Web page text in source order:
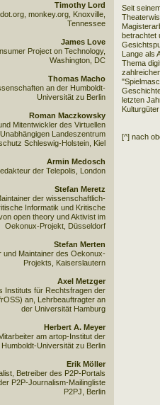
Seit
betrachtet
Lange als
Thema
letzten
[^] nach
Timothy Lord
monkey.org, Knoxville,
Tennessee
James Love
Project on Technology,
Washington, DC
Thomas Macho
an der Humboldt-
Universität zu Berlin
Roman Maczkowsky
Mitentwickler des Virtuellen
Landeszentrum
Schleswig-Holstein, Kiel
Armin Medosch
der Telepolis, London
Stefan Meretz
der wissenschaftlich-
Informatik und Kritische
open theory und Aktivist im
Oekonux-Projekt, Düsseldorf
Stefan Merten
und Maintainer des Oekonux-
Projekts, Kaiserslautern
Axel Metzger
Instituts für Rechtsfragen der
an, Lehrbeauftragter an
der Universität Hamburg
Herbert A. Meyer
am artop-Institut der
Humboldt-Universität zu Berlin
Erik Möller
Betreiber des P2P-Portals
P2P-Journalism-Mailingliste
P2PJ, Berlin